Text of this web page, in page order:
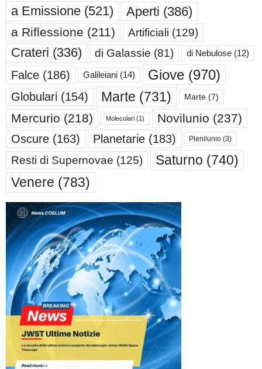
a Emissione (521) Aperti (386)
a Riflessione (211) Artificiali (129)
Crateri (336) di Galassie (81) di Nebulose (12)
Falce (186) Galileiani (14) Giove (970)
Globulari (154) Marte (731) Marte (7)
Mercurio (218) Molecolari (1) Novilunio (237)
Oscure (163) Planetarie (183) Plenilunio (3)
Resti di Supernovae (125) Saturno (740)
Venere (783)